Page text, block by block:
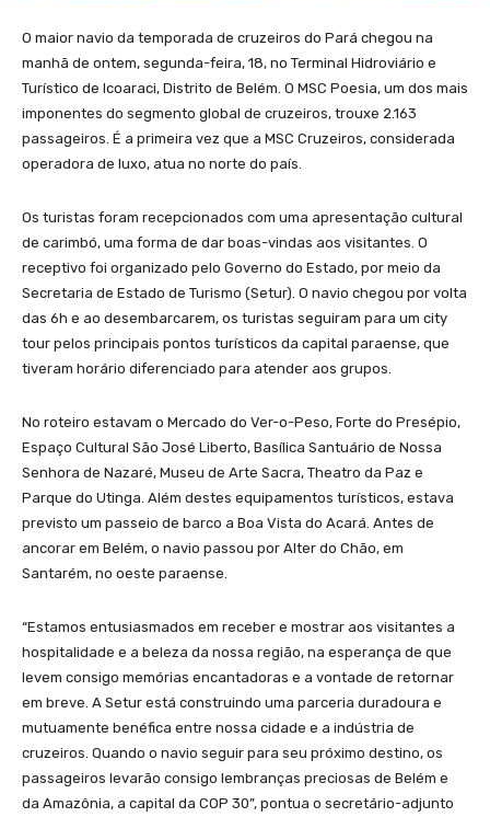
O maior navio da temporada de cruzeiros do Pará chegou na
manhã de ontem, segunda-feira, 18, no Terminal Hidroviário e
Turístico de Icoaraci, Distrito de Belém. O MSC Poesia, um dos mais
imponentes do segmento global de cruzeiros, trouxe 2.163
passageiros. É a primeira vez que a MSC Cruzeiros, considerada
operadora de luxo, atua no norte do país.
Os turistas foram recepcionados com uma apresentação cultural
de carimbó, uma forma de dar boas-vindas aos visitantes. O
receptivo foi organizado pelo Governo do Estado, por meio da
Secretaria de Estado de Turismo (Setur). O navio chegou por volta
das 6h e ao desembarcarem, os turistas seguiram para um city
tour pelos principais pontos turísticos da capital paraense, que
tiveram horário diferenciado para atender aos grupos.
No roteiro estavam o Mercado do Ver-o-Peso, Forte do Presépio,
Espaço Cultural São José Liberto, Basílica Santuário de Nossa
Senhora de Nazaré, Museu de Arte Sacra, Theatro da Paz e
Parque do Utinga. Além destes equipamentos turísticos, estava
previsto um passeio de barco a Boa Vista do Acará. Antes de
ancorar em Belém, o navio passou por Alter do Chão, em
Santarém, no oeste paraense.
“Estamos entusiasmados em receber e mostrar aos visitantes a
hospitalidade e a beleza da nossa região, na esperança de que
levem consigo memórias encantadoras e a vontade de retornar
em breve. A Setur está construindo uma parceria duradoura e
mutuamente benéfica entre nossa cidade e a indústria de
cruzeiros. Quando o navio seguir para seu próximo destino, os
passageiros levarão consigo lembranças preciosas de Belém e
da Amazônia, a capital da COP 30”, pontua o secretário-adjunto